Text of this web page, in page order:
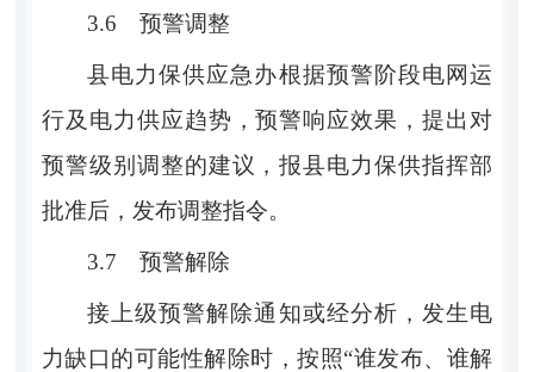
3.6 预警调整
县电力保供应急办根据预警阶段电网运
行及电力供应趋势，预警响应效果，提出对
预警级别调整的建议，报县电力保供指挥部
批准后，发布调整指令。
3.7 预警解除
接上级预警解除通知或经分析，发生电
力缺口的可能性解除时，按照“谁发布、谁解